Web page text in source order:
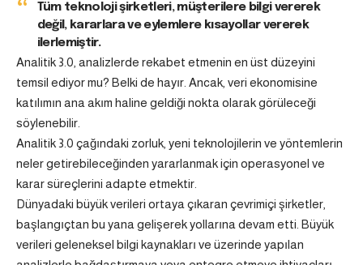
Tüm teknoloji şirketleri, müşterilere bilgi vererek
değil, kararlara ve eylemlere kısayollar vererek
ilerlemiştir.
Analitik 3.0, analizlerde rekabet etmenin en üst düzeyini
temsil ediyor mu? Belki de hayır. Ancak, veri ekonomisine
katılımın ana akım haline geldiği nokta olarak görüleceği
söylenebilir.
Analitik 3.0 çağındaki zorluk, yeni teknolojilerin ve yöntemlerin
neler getirebileceğinden yararlanmak için operasyonel ve
karar süreçlerini adapte etmektir.
Dünyadaki büyük verileri ortaya çıkaran çevrimiçi şirketler,
başlangıçtan bu yana gelişerek yollarına devam etti. Büyük
verileri geleneksel bilgi kaynakları ve üzerinde yapılan